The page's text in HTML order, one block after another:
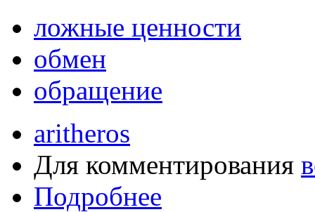
ложные ценности
обмен
обращение
aritheros
Для комментирования
Подробнее